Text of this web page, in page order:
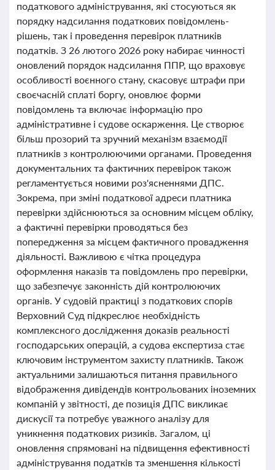
податкового адміністрування, які стосуються як
порядку надсилання податкових повідомлень-
рішень, так і проведення перевірок платників
податків. З 26 лютого 2026 року набирає чинності
оновлений порядок надсилання ППР, що враховує
особливості воєнного стану, скасовує штрафи при
своєчасній сплаті боргу, оновлює форми
повідомлень та включає інформацію про
адміністративне і судове оскарження. Це створює
більш прозорий та зручний механізм взаємодії
платників з контролюючими органами. Проведення
документальних та фактичних перевірок також
регламентується новими роз'ясненнями ДПС.
Зокрема, при зміні податкової адреси платника
перевірки здійснюються за основним місцем обліку,
а фактичні перевірки проводяться без
попередження за місцем фактичного провадження
діяльності. Важливою є чітка процедура
оформлення наказів та повідомлень про перевірки,
що забезпечує законність дій контролюючих
органів. У судовій практиці з податкових спорів
Верховний Суд підкреслює необхідність
комплексного дослідження доказів реальності
господарських операцій, а судова експертиза стає
ключовим інструментом захисту платників. Також
актуальними залишаються питання правильного
відображення дивідендів контрольованих іноземних
компаній у звітності, де позиція ДПС викликає
дискусії та потребує уважного аналізу для
уникнення податкових ризиків. Загалом, ці
оновлення спрямовані на підвищення ефективності
адміністрування податків та зменшення кількості